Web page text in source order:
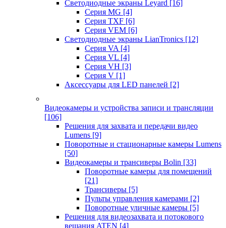
Светодиодные экраны Leyard [16]
Серия MG [4]
Серия TXF [6]
Серия VEM [6]
Светодиодные экраны LianTronics [12]
Серия VA [4]
Серия VL [4]
Серия VH [3]
Серия V [1]
Аксессуары для LED панелей [2]
Видеокамеры и устройства записи и трансляции
[106]
Решения для захвата и передачи видео
Lumens [9]
Поворотные и стационарные камеры Lumens
[50]
Видеокамеры и трансиверы Bolin [33]
Поворотные камеры для помещений
[21]
Трансиверы [5]
Пульты управления камерами [2]
Поворотные уличные камеры [5]
Решения для видеозахвата и потокового
вещания ATEN [4]